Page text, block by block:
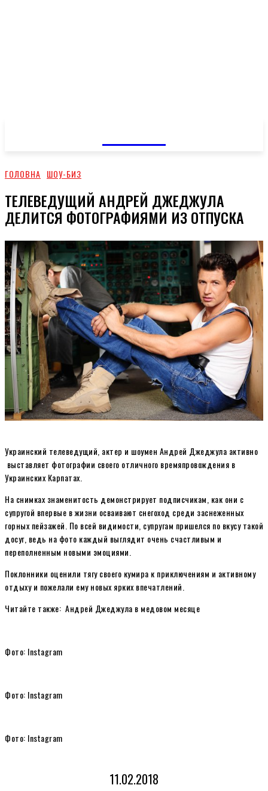
ГОЛОВНА ШОУ-БИЗ
ТЕЛЕВЕДУЩИЙ АНДРЕЙ ДЖЕДЖУЛА
ДЕЛИТСЯ ФОТОГРАФИЯМИ ИЗ ОТПУСКА
Украинский телеведущий, актер и шоумен Андрей Джеджула активно
выставляет фотографии своего отличного времяпровождения в
Украинских Карпатах.
На снимках знаменитость демонстрирует подписчикам, как они с
супругой впервые в жизни осваивают снегоход среди заснеженных
горных пейзажей. По всей видимости, супругам пришелся по вкусу такой
досуг, ведь на фото каждый выглядит очень счастливым и
переполненным новыми эмоциями.
Поклонники оценили тягу своего кумира к приключениям и активному
отдыху и пожелали ему новых ярких впечатлений.
Читайте также: Андрей Джеджула в медовом месяце
Фото: Instagram
Фото: Instagram
Фото: Instagram
11.02.2018